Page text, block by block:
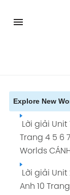
menu
Explore New
Lời giải Unit
Trang 4 5 6 7
Worlds
Lời giải Unit
Anh 10 Trang